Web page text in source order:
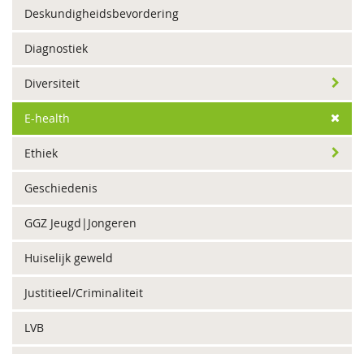
Deskundigheidsbevordering
Diagnostiek
Diversiteit
E-health
Ethiek
Geschiedenis
GGZ Jeugd|Jongeren
Huiselijk geweld
Justitieel/Criminaliteit
LVB